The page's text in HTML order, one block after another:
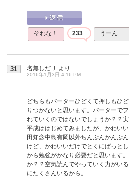
それな！ 233 うーん…
31 名無しだＪ より
2016年1月3日 4:16 PM
どちらもバーターひどくて押しもひ
りつかないと思います。バーターで
れていくのではないでしょうか？？
平成ははじめてみましたが、かわい
田知念中島有岡以外ちんぷんかんぷ
けど、かわいいだけでとくにぱっと
から勉強がかなり必要だと思います
か？？空気読んでやっていく力がい
にたくさんいるから。